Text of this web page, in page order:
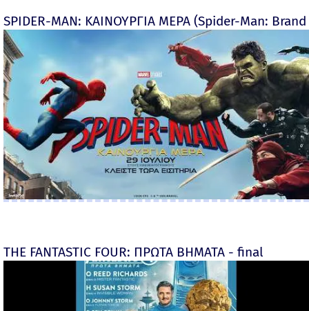
SPIDER-MAN: ΚΑΙΝΟΥΡΓΙΑ ΜΕΡΑ (Spider-Man:
THE FANTASTIC FOUR: ΠΡΩΤΑ ΒΗΜΑΤΑ - final